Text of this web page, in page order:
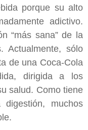
porque su alto
adictivo.
“más sana” de la
Actualmente, sólo
de una Coca-Cola
dirigida a los
salud. Como tiene
muchos